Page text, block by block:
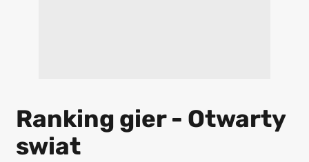
Ranking gier - Otwarty
swiat